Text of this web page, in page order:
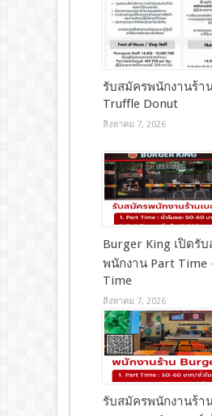
รับสมัครพนักงานร้า
Truffle Donut
สิงหาคม 7, 2026
Burger King เปิดรั
พนักงาน Part Time
Time
สิงหาคม 7, 2026
รับสมัครพนักงานร้า